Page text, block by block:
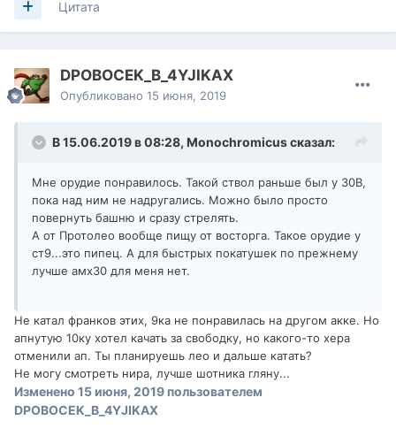
Цитата
DPOBOCEK_B_4YJIKAX
Опубликовано 15 июня, 2019
В 15.06.2019 в 08:28, Monochromicusсказал:
Мне орудие понравилось. Такой ствол раньше был у 30В,
пока над ним не надругались. Можно было просто
повернуть башню и сразу стрелять.
А от Протолео вообще пищу от восторга. Такое орудие у
ст9...это пипец. А для быстрых покатушек по прежнему
лучше амх30 для меня нет.
Не катал франков этих, 9ка не понравилась на другом акке. Но
апнутую 10ку хотел качать за свободку, но какого-то хера
отменили ап. Ты планируешь лео и дальше катать?
Не могу смотреть нира, лучше шотника гляну...
Изменено 15 июня, 2019 пользователем
DPOBOCEK_B_4YJIKAX